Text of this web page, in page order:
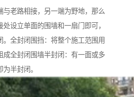
与老路相接，另一端为野地，那么
设立单面的围墙和一扇门即可，
。全封闭围挡：将整个施工范围用
成全封闭围墙半封闭：有一面或多
半封闭。